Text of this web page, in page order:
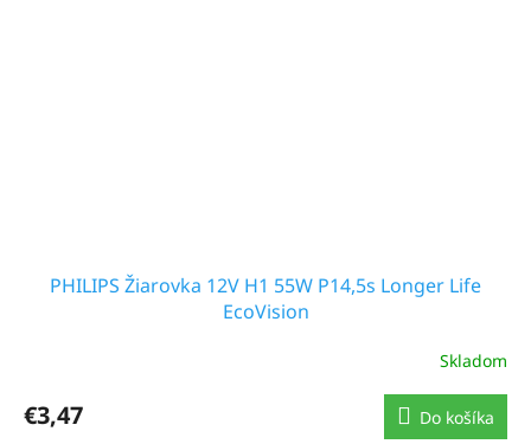
PHILIPS Žiarovka 12V H1 55W P14,5s Longer Life
EcoVision
Skladom
€3,47 Do košíka